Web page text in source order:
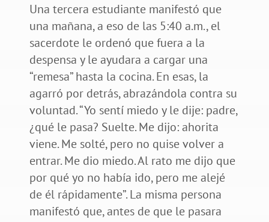
Una tercera estudiante manifestó que
una mañana, a eso de las 5:40 a.m., el
sacerdote le ordenó que fuera a la
despensa y le ayudara a cargar una
“remesa” hasta la cocina. En esas, la
agarró por detrás, abrazándola contra su
voluntad. “Yo sentí miedo y le dije: padre,
¿qué le pasa? Suelte. Me dijo: ahorita
viene. Me solté, pero no quise volver a
entrar. Me dio miedo. Al rato me dijo que
por qué yo no había ido, pero me alejé
de él rápidamente”. La misma persona
manifestó que, antes de que le pasara